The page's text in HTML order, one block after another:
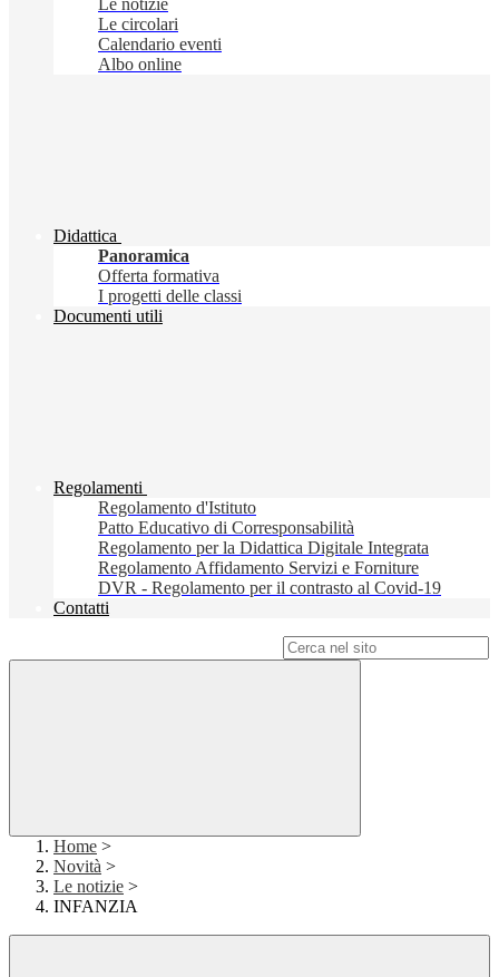
Le notizie
Le circolari
Calendario eventi
Albo online
Didattica
Panoramica
Offerta formativa
I progetti delle classi
Documenti utili
Regolamenti
Regolamento d'Istituto
Patto Educativo di Corresponsabilità
Regolamento per la Didattica Digitale Integrata
Regolamento Affidamento Servizi e Forniture
DVR - Regolamento per il contrasto al Covid-19
Contatti
Home >
Novità >
Le notizie >
INFANZIA